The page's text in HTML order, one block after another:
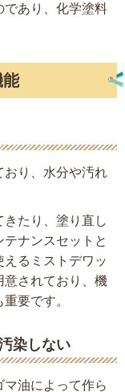
であり、化学塗料
能
おり、水分や汚れ
たり、塗り直し
ナンスセットと
るミストデワッ
意されており、機
要です。
染しない
油によって作ら